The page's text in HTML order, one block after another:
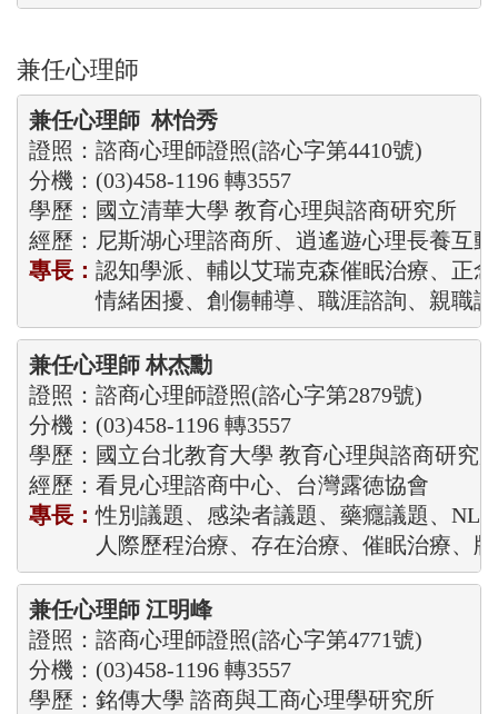
兼任心理師
兼任心理師  林怡秀
證照：諮商心理師證照(諮心字第4410號)
分機：(03)458-1196 轉3557
學歷：國立清華大學 教育心理與諮商研究所
經歷：尼斯湖心理諮商所、逍遙遊心理長養互
專長： 認知學派、輔以艾瑞克森催眠治療、正念
情緒困擾、創傷輔導、職涯諮詢、親職議
兼任心理師 林杰勳
分機：(03)458-1196 轉3557
學歷：國立台北教育大學 教育心理與諮商研究
經歷：看見心理諮商中心、台灣露徳協會
專長：性別議題、感染者議題、藥癮議題、NLP
人際歷程治療、存在治療、催眠治療、牌
兼任心理師 江明峰
證照：諮商心理師證照(諮心字第4771號)
分機：(03)458-1196 轉3557
學歷：銘傳大學 諮商與工商心理學研究所